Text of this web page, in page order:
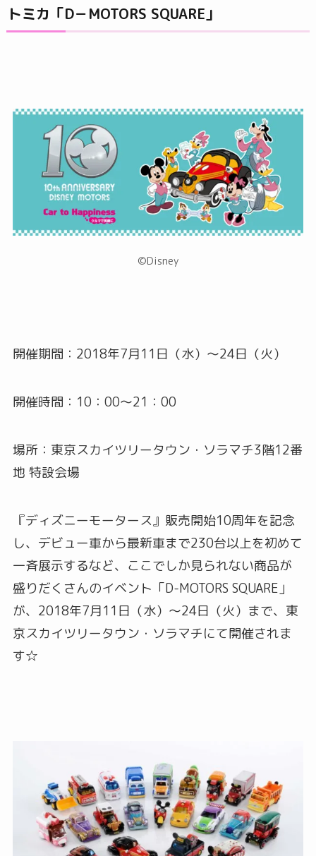
トミカ「D－MOTORS SQUARE」
©Disney
開催期間：2018年7月11日（水）～24日（火）
開催時間：10：00～21：00
場所：東京スカイツリータウン・ソラマチ3階12番
地 特設会場
『ディズニーモータース』販売開始10周年を記念
し、デビュー車から最新車まで230台以上を初めて
一斉展示するなど、ここでしか見られない商品が
盛りだくさんのイベント「D-MOTORS SQUARE」
が、2018年7月11日（水）～24日（火）まで、東
京スカイツリータウン・ソラマチにて開催されま
す☆